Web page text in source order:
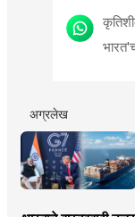
अग्रलेख